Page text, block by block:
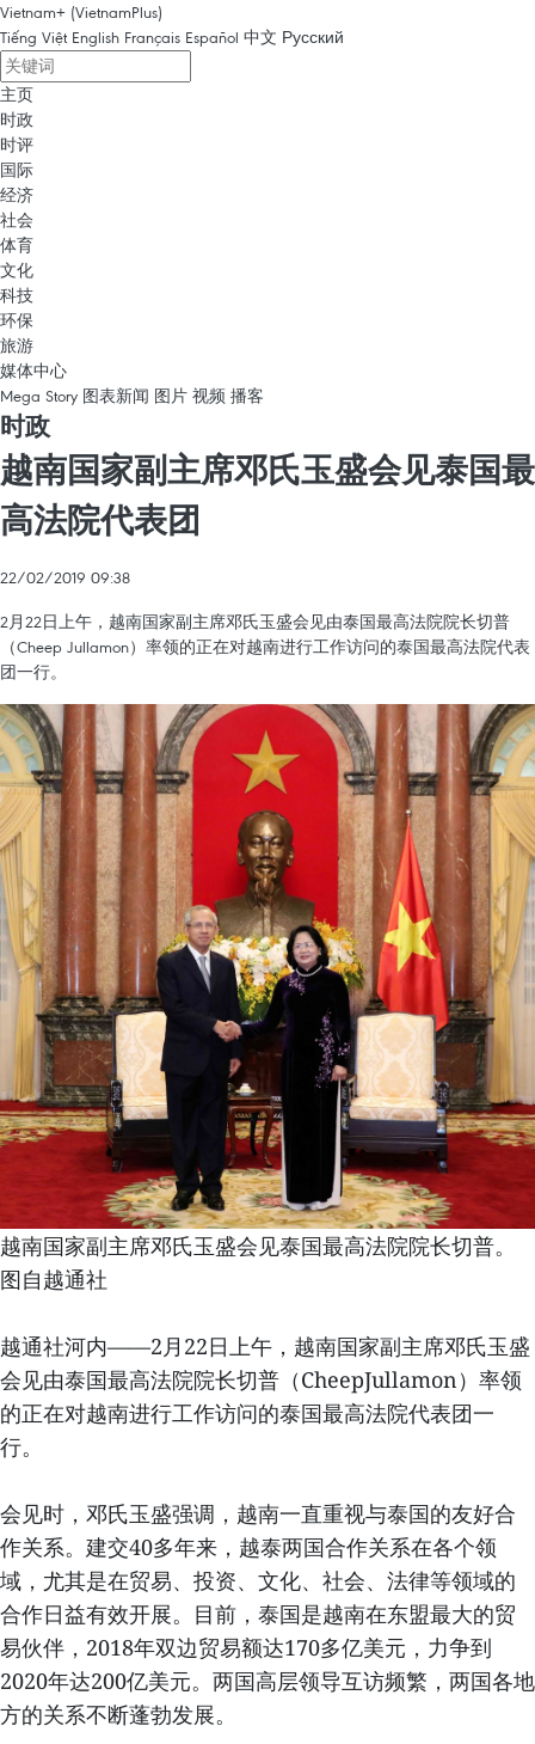
Vietnam+ (VietnamPlus)
Tiếng Việt English Français Español 中文 Русский
主页
时政
时评
国际
经济
社会
体育
文化
科技
环保
旅游
媒体中心
Mega Story 图表新闻 图片 视频 播客
时政
越南国家副主席邓氏玉盛会见泰国最
高法院代表团
22/02/2019 09:38
2月22日上午，越南国家副主席邓氏玉盛会见由泰国最高法院院长切普
（Cheep Jullamon）率领的正在对越南进行工作访问的泰国最高法院代表
团一行。
越南国家副主席邓氏玉盛会见泰国最高法院院长切普。
图自越通社
越通社河内——2月22日上午，越南国家副主席邓氏玉盛
会见由泰国最高法院院长切普（CheepJullamon）率领
的正在对越南进行工作访问的泰国最高法院代表团一
行。
会见时，邓氏玉盛强调，越南一直重视与泰国的友好合
作关系。建交40多年来，越泰两国合作关系在各个领
域，尤其是在贸易、投资、文化、社会、法律等领域的
合作日益有效开展。目前，泰国是越南在东盟最大的贸
易伙伴，2018年双边贸易额达170多亿美元，力争到
2020年达200亿美元。两国高层领导互访频繁，两国各地
方的关系不断蓬勃发展。